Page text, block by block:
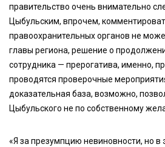
правительство очень внимательно
Цыбульским, впрочем,
правоохранительных органов не
главы региона, решение о
сотрудника — прерогатива, именно,
проводятся проверочные
доказательная база, возможно,
Цыбульского не по собственному
«Я за презумпцию невиновности, но в